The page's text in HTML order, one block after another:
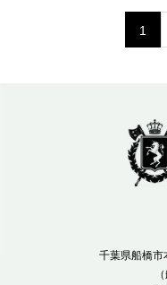
「気にしてない人」に比
1
千葉県船橋